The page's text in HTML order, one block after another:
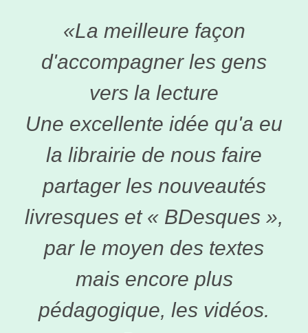
«La meilleure façon
d'accompagner les gens
vers la lecture
Une excellente idée qu'a eu
la librairie de nous faire
partager les nouveautés
livresques et « BDesques »,
par le moyen des textes
mais encore plus
pédagogique, les vidéos.